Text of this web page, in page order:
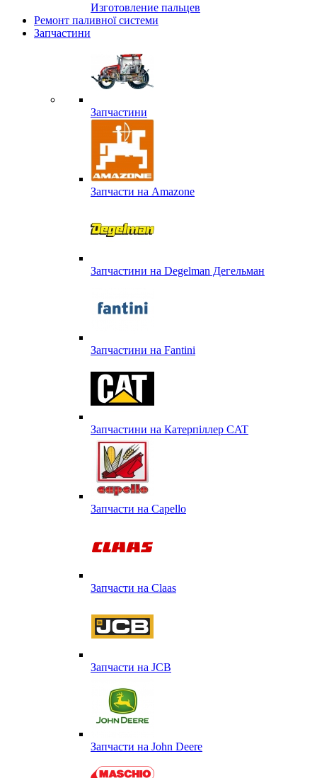
Изготовление пальцев
Ремонт паливної системи
Запчастини
Запчастини
Запчасти на Amazone
Запчастини на Degelman Дегельман
Запчастини на Fantini
Запчастини на Катерпіллер CAT
Запчасти на Capello
Запчасти на Сlaas
Запчасти на JCB
Запчасти на John Deere